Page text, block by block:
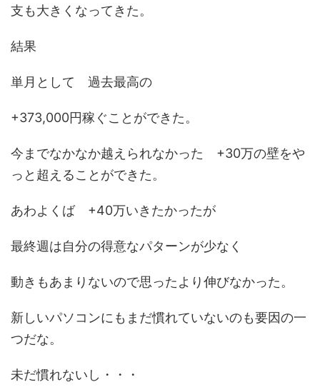
支も大きくなってきた。
結果
単月として 過去最高の
+373,000円稼ぐことができた。
今までなかなか越えられなかった +30万の壁をや
っと超えることができた。
あわよくば +40万いきたかったが
最終週は自分の得意なパターンが少なく
動きもあまりないので思ったより伸びなかった。
新しいパソコンにもまだ慣れていないのも要因の一
つだな。
未だ慣れないし・・・